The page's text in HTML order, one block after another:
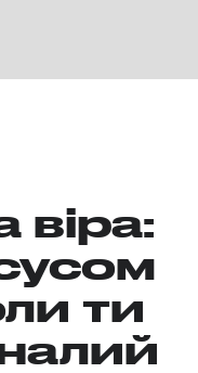
віра:
ти